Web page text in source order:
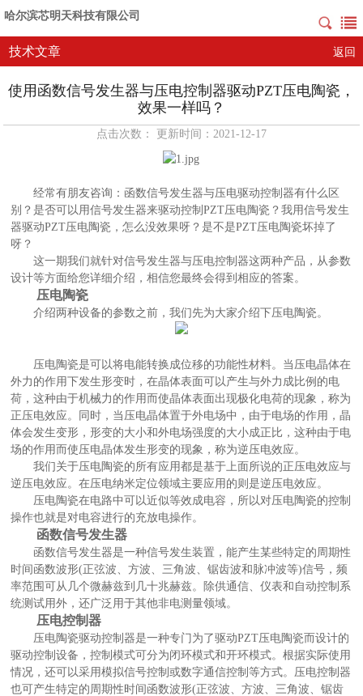
哈尔滨芯明天科技有限公司
技术文章 返回
使用函数信号发生器与压电控制器驱动PZT压电陶瓷，
效果一样吗？
点击次数： 更新时间：2021-12-17
经常有朋友咨询：函数信号发生器与压电驱动控制器有什么区
别？是否可以用信号发生器来驱动控制PZT压电陶瓷？我用信号发生
器驱动PZT压电陶瓷，怎么没效果呀？是不是PZT压电陶瓷坏掉了
呀？
这一期我们就针对信号发生器与压电控制器这两种产品，从参数
设计等方面给您详细介绍，相信您最终会得到相应的答案。
压电陶瓷
介绍两种设备的参数之前，我们先为大家介绍下压电陶瓷。
压电陶瓷是可以将电能转换成位移的功能性材料。当压电晶体在
外力的作用下发生形变时，在晶体表面可以产生与外力成比例的电
荷，这种由于机械力的作用而使晶体表面出现极化电荷的现象，称为
正压电效应。同时，当压电晶体置于外电场中，由于电场的作用，晶
体会发生变形，形变的大小和外电场强度的大小成正比，这种由于电
场的作用而使压电晶体发生形变的现象，称为逆压电效应。
我们关于压电陶瓷的所有应用都是基于上面所说的正压电效应与
逆压电效应。在压电纳米定位领域主要应用的则是逆压电效应。
压电陶瓷在电路中可以近似等效成电容，所以对压电陶瓷的控制
操作也就是对电容进行的充放电操作。
函数信号发生器
函数信号发生器是一种信号发生装置，能产生某些特定的周期性
时间函数波形(正弦波、方波、三角波、锯齿波和脉冲波等)信号，频
率范围可从几个微赫兹到几十兆赫兹。除供通信、仪表和 自动控制系
统测试用外，还广泛用于其他非电测量领域。
压电控制器
压电陶瓷驱动控制器是一种专门为了驱动PZT压电陶瓷而设计的
驱动控制设备，控制模式可分为闭环模式和开环模式。根据实际使用
情况，还可以采用模拟信号控制或数字通信控制等方式。压电控制器
也可产生特定的周期性时间函数波形(正弦波、方波、三角波、锯齿